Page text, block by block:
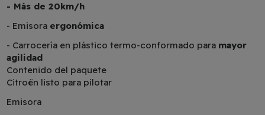
- Más de 20km/h
- Emisora ergonómica
- Carrocería en plástico termo-conformado para mayor
agilidad
Contenido del paquete
Citroën listo para pilotar
Emisora